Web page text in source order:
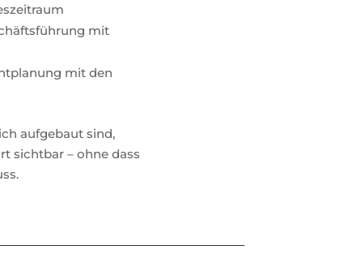
mit
mit den
aufgebaut sind,
sichtbar – ohne dass